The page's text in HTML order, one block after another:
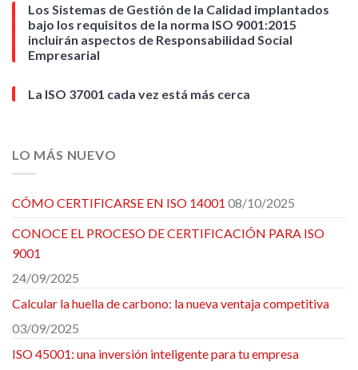
Los Sistemas de Gestión de la Calidad implantados
bajo los requisitos de la norma ISO 9001:2015
incluirán aspectos de Responsabilidad Social
Empresarial
La ISO 37001 cada vez está más cerca
LO MÁS NUEVO
CÓMO CERTIFICARSE EN ISO 14001 08/10/2025
CONOCE EL PROCESO DE CERTIFICACIÓN PARA ISO
9001
24/09/2025
Calcular la huella de carbono: la nueva ventaja competitiva
03/09/2025
ISO 45001: una inversión inteligente para tu empresa